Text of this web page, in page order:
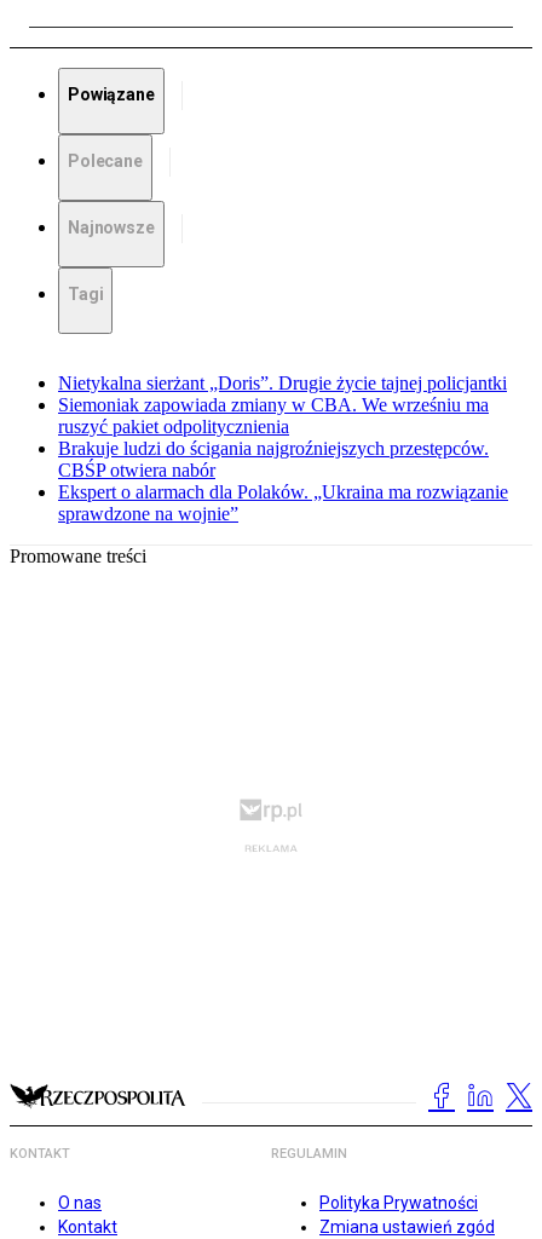
Powiązane
Polecane
Najnowsze
Tagi
Nietykalna sierżant „Doris”. Drugie życie tajnej policjantki
Siemoniak zapowiada zmiany w CBA. We wrześniu ma
ruszyć pakiet odpolitycznienia
Brakuje ludzi do ścigania najgroźniejszych przestępców.
CBŚP otwiera nabór
Ekspert o alarmach dla Polaków. „Ukraina ma rozwiązanie
sprawdzone na wojnie”
Promowane treści
KONTAKT
O nas
Kontakt
REGULAMIN
Polityka Prywatności
Zmiana ustawień zgód